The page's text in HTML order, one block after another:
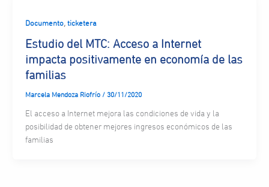
Documento, ticketera
Estudio del MTC: Acceso a Internet
impacta positivamente en economía de las
familias
Marcela Mendoza Riofrío / 30/11/2020
El acceso a Internet mejora las condiciones de vida y la
posibilidad de obtener mejores ingresos económicos de las
familias